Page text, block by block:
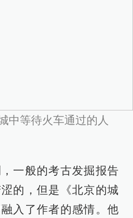
中等待火车通过的人
一般的考古发掘报告
的，但是《北京的城
入了作者的感情。他